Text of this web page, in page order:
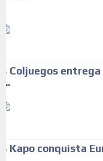
Coljuegos
...
Kapo conquista